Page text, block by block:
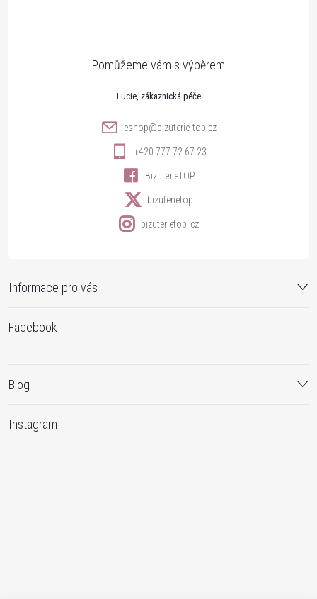
Informace pro vás
Lucie
eshop@bizuterie-top.cz
+420 777 72 67 23
BizuterieTOP
bizuterietop
bizuterietop_cz
Facebook
Blog
Instagram